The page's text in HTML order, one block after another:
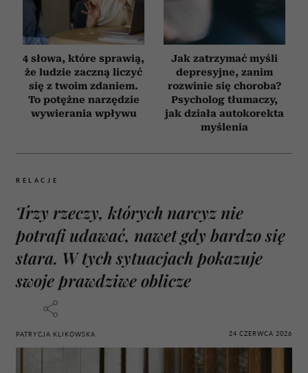
4 słowa, które sprawią,
że ludzie zaczną liczyć
się z twoim zdaniem.
To potężne narzędzie
wywierania wpływu
Jak zatrzymać myśli
depresyjne, zanim
rozwinie się choroba?
Psycholog tłumaczy,
jak działa autokorekta
myślenia
RELACJE
Trzy rzeczy, których narcyz nie
potrafi udawać, nawet gdy bardzo się
stara. W tych sytuacjach pokazuje
swoje prawdziwe oblicze
PATRYCJA KLIKOWSKA 24 CZERWCA 2026